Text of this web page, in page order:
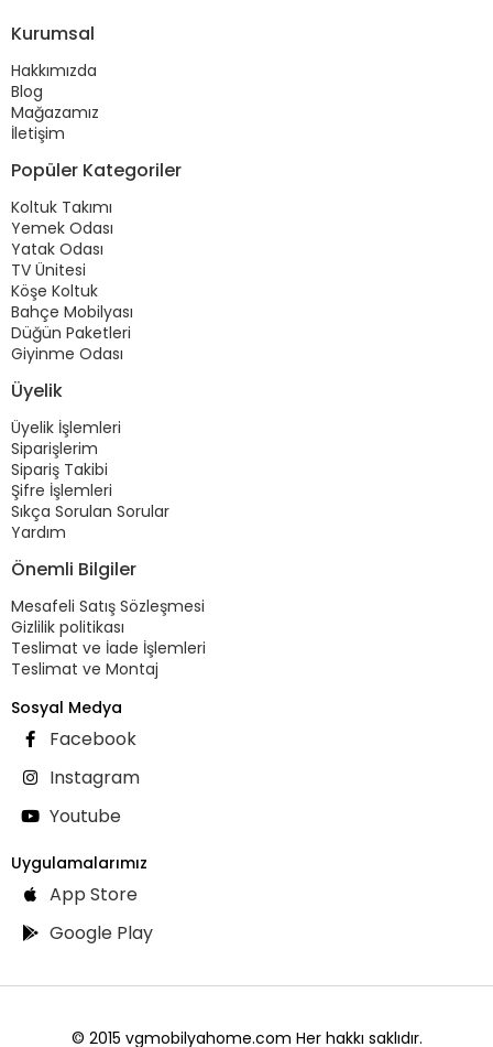
Kurumsal
Hakkımızda
Blog
Mağazamız
İletişim
Popüler Kategoriler
Koltuk Takımı
Yemek Odası
Yatak Odası
TV Ünitesi
Köşe Koltuk
Bahçe Mobilyası
Düğün Paketleri
Giyinme Odası
Üyelik
Üyelik İşlemleri
Siparişlerim
Sipariş Takibi
Şifre İşlemleri
Sıkça Sorulan Sorular
Yardım
Önemli Bilgiler
Mesafeli Satış Sözleşmesi
Gizlilik politikası
Teslimat ve İade İşlemleri
Teslimat ve Montaj
Sosyal Medya
Facebook
Instagram
Youtube
Uygulamalarımız
App Store
Google Play
© 2015 vgmobilyahome.com Her hakkı saklıdır.